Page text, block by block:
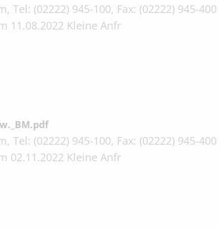
Tel: (02222) 945-100, Fax: (02222) 945-
11.08.2022 Kleine Anfr
Tel: (02222) 945-100, Fax: (02222) 945-
02.11.2022 Kleine Anfr